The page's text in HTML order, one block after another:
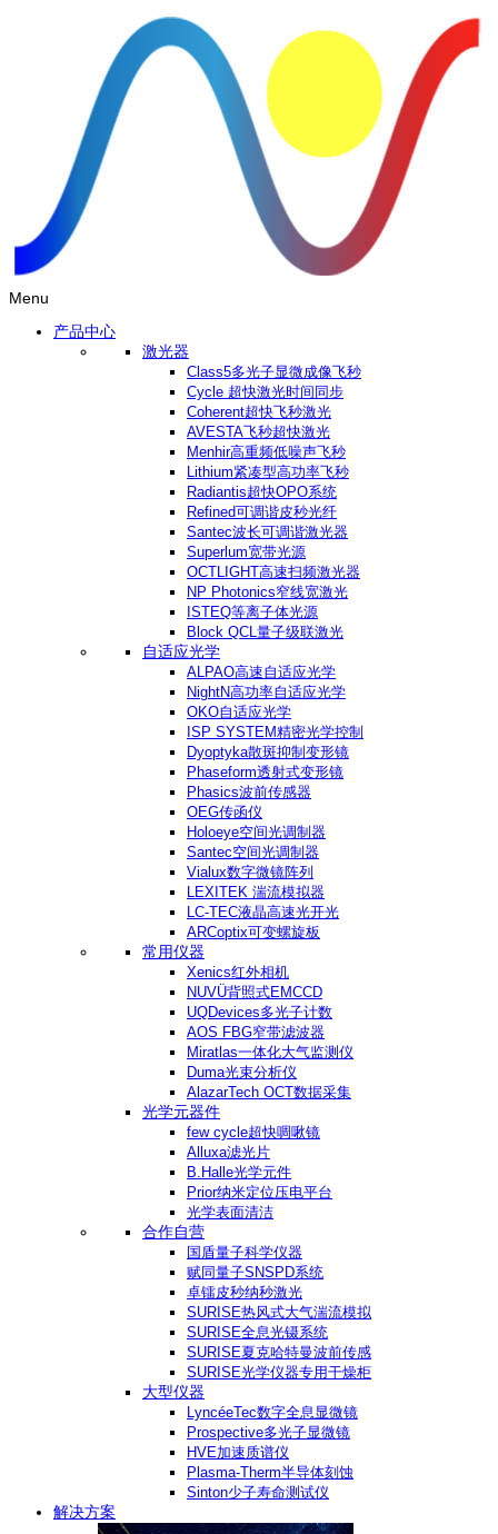
Menu
产品中心
激光器
Class5多光子显微成像飞秒
Cycle 超快激光时间同步
Coherent超快飞秒激光
AVESTA飞秒超快激光
Menhir高重频低噪声飞秒
Lithium紧凑型高功率飞秒
Radiantis超快OPO系统
Refined可调谐皮秒光纤
Santec波长可调谐激光器
Superlum宽带光源
OCTLIGHT高速扫频激光器
NP Photonics窄线宽激光
ISTEQ等离子体光源
Block QCL量子级联激光
自适应光学
ALPAO高速自适应光学
NightN高功率自适应光学
OKO自适应光学
ISP SYSTEM精密光学控制
Dyoptyka散斑抑制变形镜
Phaseform透射式变形镜
Phasics波前传感器
OEG传函仪
Holoeye空间光调制器
Santec空间光调制器
Vialux数字微镜阵列
LEXITEK 湍流模拟器
LC-TEC液晶高速光开光
ARCoptix可变螺旋板
常用仪器
Xenics红外相机
NUVÜ背照式EMCCD
UQDevices多光子计数
AOS FBG窄带滤波器
Miratlas一体化大气监测仪
Duma光束分析仪
AlazarTech OCT数据采集
光学元器件
few cycle超快啁啾镜
Alluxa滤光片
B.Halle光学元件
Prior纳米定位压电平台
光学表面清洁
合作自营
国盾量子科学仪器
赋同量子SNSPD系统
卓镭皮秒纳秒激光
SURISE热风式大气湍流模拟
SURISE全息光镊系统
SURISE夏克哈特曼波前传感
SURISE光学仪器专用干燥柜
大型仪器
LyncéeTec数字全息显微镜
Prospective多光子显微镜
HVE加速质谱仪
Plasma-Therm半导体刻蚀
Sinton少子寿命测试仪
解决方案